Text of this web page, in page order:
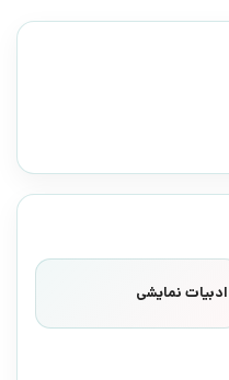
ادبیات نمایشی